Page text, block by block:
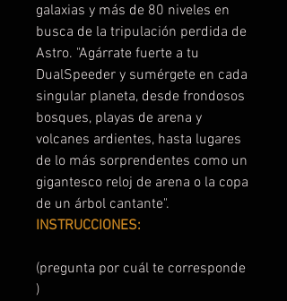
galaxias y más de 80 niveles en
busca de la tripulación perdida de
Astro. "Agárrate fuerte a tu
DualSpeeder y sumérgete en cada
singular planeta, desde frondosos
bosques, playas de arena y
volcanes ardientes, hasta lugares
de lo más sorprendentes como un
gigantesco reloj de arena o la copa
de un árbol cantante".
INSTRUCCIONES:
(pregunta por cuál te corresponde
)